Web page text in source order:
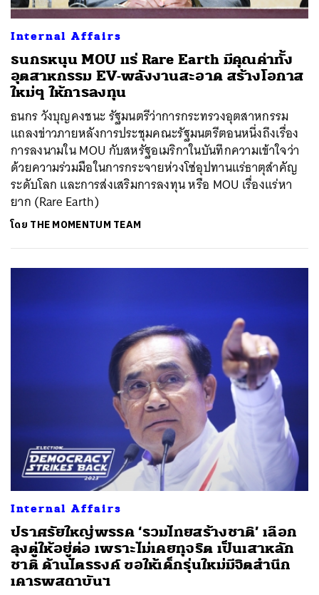
Internal Affairs
ธนกรหนุน MOU แร่ Rare Earth มีคุณค่าทั้ง
อุตสาหกรรม EV-พลังงานสะอาด สร้างโอกาส
ใหม่ๆ ให้การลงทุน
ธนกร วังบุญคงชนะ รัฐมนตรีว่าการกระทรวงอุตสาหกรรม
แถลงข่าวภายหลังการประชุมคณะรัฐมนตรีตอนหนึ่งถึงเรื่อง
การลงนามใน MOU กับสหรัฐอเมริกาในบันทึกความเข้าใจว่า
ด้วยความร่วมมือในการกระจายห่วงโซ่อุปทานแร่ธาตุสำคัญ
ระดับโลก และการส่งเสริมการลงทุน หรือ MOU เรื่องแร่หา
ยาก (Rare Earth)
โดย THE MOMENTUM TEAM
Internal Affairs
ปราศรัยใหญ่พรรค ‘รวมไทยสร้างชาติ’ เลือก
ลุงตู่ให้อยู่ต่อ เพราะไม่เคยทุจริต เป็นเสาหลัก
ชาติ ด้านไตรรงค์ ขอให้เด็กรุ่นใหม่มีจิตสำนึก
เคารพสถาบันฯ
SHARE TWEET LINE EMAIL